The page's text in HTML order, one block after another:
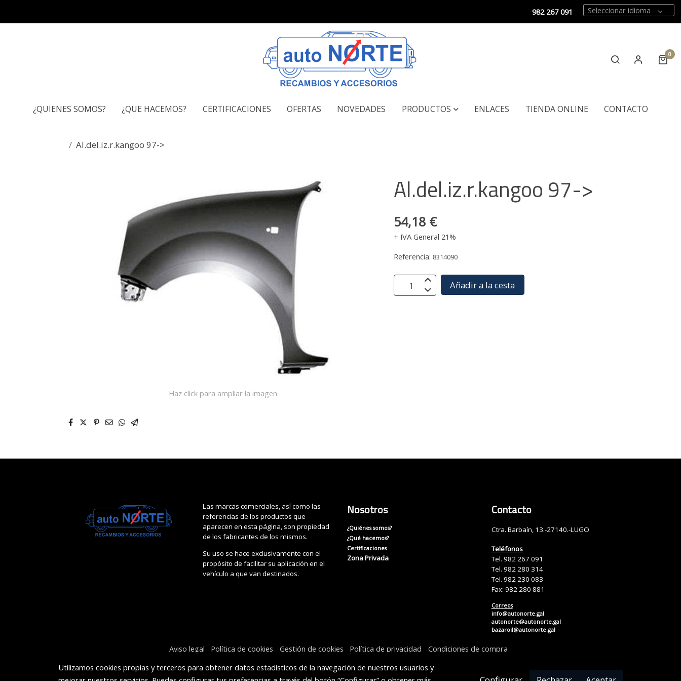
982 267 091 Seleccionar idioma
0
¿QUIENES SOMOS? ¿QUE HACEMOS? CERTIFICACIONES OFERTAS NOVEDADES PRODUCTOS ENLACES TIENDA ONLINE CONTACTO
Al.del.iz.r.kangoo 97->
Haz click para ampliar la imagen
Al.del.iz.r.kangoo 97->
54,18 €
+ IVA General 21%
Referencia: 8314090
Añadir a la cesta
Las marcas comerciales, así como las
referencias de los productos que
aparecen en esta página, son propiedad
de los fabricantes de los mismos.
Su uso se hace exclusivamente con el
propósito de facilitar su aplicación en el
vehículo a que van destinados.
Nosotros
¿Quiénes somos?
¿Qué hacemos?
Certificaciones
Zona Privada
Contacto
Ctra. Barbaín, 13.-27140.-LUGO
Teléfonos
Tel. 982 267 091
Tel. 982 280 314
Tel. 982 230 083
Fax: 982 280 881
Correos
info@autonorte.gal
autonorte@autonorte.gal
bazaroil@autonorte.gal
Aviso legal Política de cookies Gestión de cookies Política de privacidad
Condiciones de compra
Utilizamos cookies propias y terceros para obtener datos estadísticos de la navegación de nuestros usuarios y